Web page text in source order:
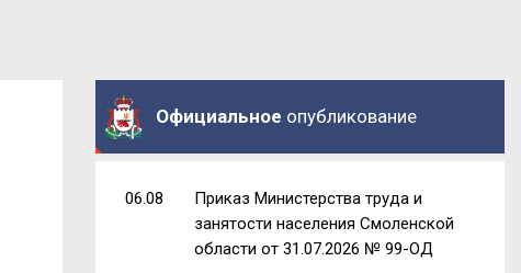
Официальное опубликование
06.08
Приказ Министерства труда и
занятости населения Смоленской
области от 31.07.2026 № 99-ОД